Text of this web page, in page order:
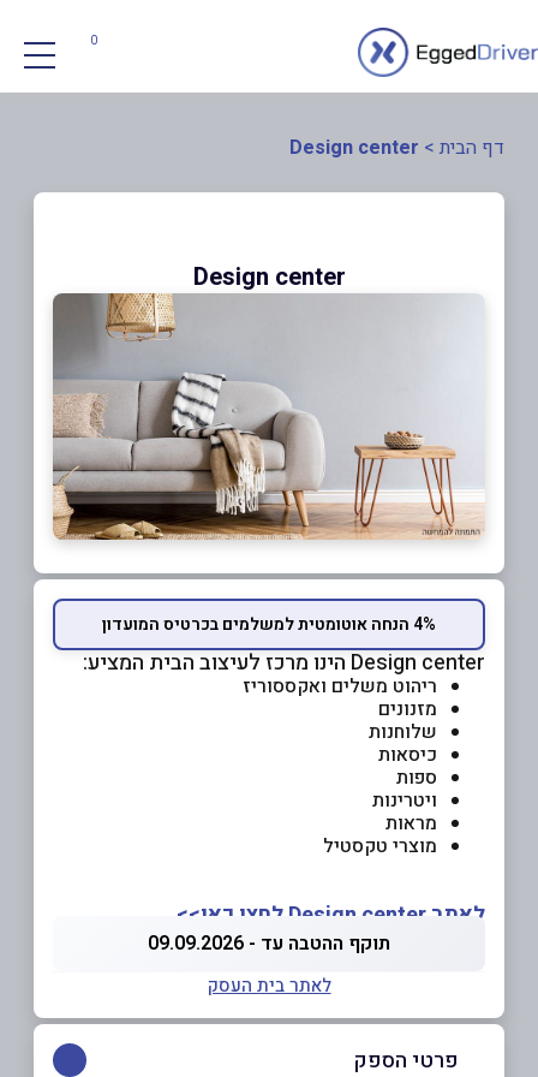
0
דף הבית >
Design center
Design center
4% הנחה אוטומטית למשלמים בכרטיס המועדון
Design center הינו מרכז לעיצוב הבית המציע:
ריהוט משלים ואקססוריז
מזנונים
שלוחנות
כיסאות
ספות
ויטרינות
מראות
מוצרי טקסטיל
לאתר Design center לחצו כאן>>
תוקף ההטבה עד - 09.09.2026
לאתר בית העסק
פרטי הספק